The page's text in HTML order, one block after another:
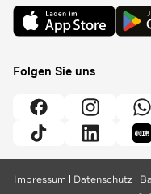
Folgen Sie uns
Impressum Datenschutz